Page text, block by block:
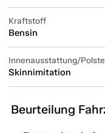
Kraftstoff
Bensin
Innenausstattung/
Skinnimitation
Beurteilung